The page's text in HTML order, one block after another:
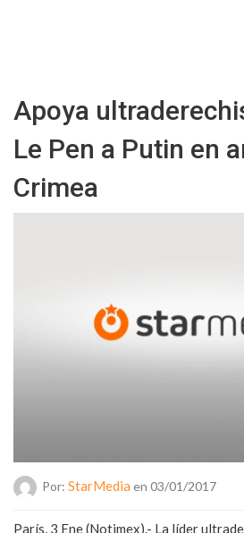
Apoya
Le Pen a Putin en
Crimea
Por: StarMedia en 03/01/2017
París, 3 Ene (Notimex).- La líder